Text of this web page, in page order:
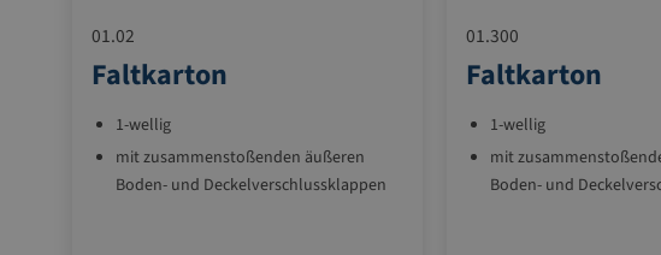
01.02
Faltkarton
1-wellig
mit zusammenstoßenden äußeren
Boden- und Deckelverschlussklappen
01.300
Faltkarton
1-wellig
mit
Boden- und